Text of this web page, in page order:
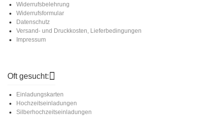
Widerrufsbelehrung
Widerrufsformular
Datenschutz
Versand- und Druckkosten, Lieferbedingungen
Impressum
Oft gesucht:
Einladungskarten
Hochzeitseinladungen
Silberhochzeitseinladungen